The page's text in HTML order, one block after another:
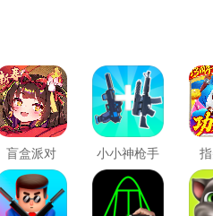
盲盒派对 小小神枪手